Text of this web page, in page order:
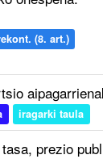
(8. art.)
iragarki taula
prezio